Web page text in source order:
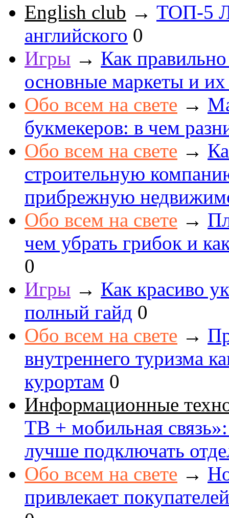
English club → ТОП-5
английского 0
Игры → Как
основные маркеты и
Обо всем на свете →
букмекеров: в чем
Обо всем на свете →
строительную
прибрежную
Обо всем на свете →
чем убрать грибок и
0
Игры → Как красиво
полный гайд 0
Обо всем на свете →
внутреннего туризма
курортам 0
Информационные
ТВ + мобильная
лучше подключать
Обо всем на свете →
привлекает